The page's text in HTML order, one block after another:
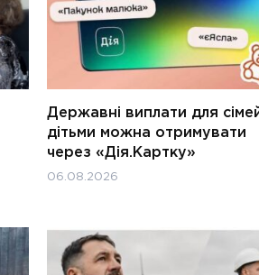
Державні виплати для сімей
дітьми можна отримувати
через «Дія.Картку»
06.08.2026